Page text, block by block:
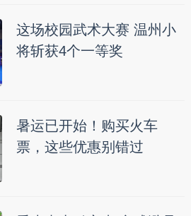
这场校园武术大赛 温州小
将斩获4个一等奖
暑运已开始！购买火车
票，这些优惠别错过